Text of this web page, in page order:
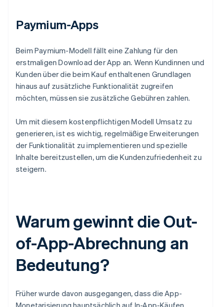
Paymium-Apps
Beim Paymium-Modell fällt eine Zahlung für den
erstmaligen Download der App an. Wenn Kundinnen und
Kunden über die beim Kauf enthaltenen Grundlagen
hinaus auf zusätzliche Funktionalität zugreifen
möchten, müssen sie zusätzliche Gebühren zahlen.
Um mit diesem kostenpflichtigen Modell Umsatz zu
generieren, ist es wichtig, regelmäßige Erweiterungen
der Funktionalität zu implementieren und spezielle
Inhalte bereitzustellen, um die Kundenzufriedenheit zu
steigern.
Warum gewinnt die Out-
of-App-Abrechnung an
Bedeutung?
Früher wurde davon ausgegangen, dass die App-